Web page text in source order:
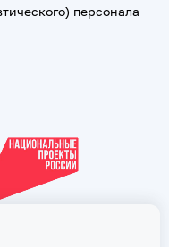
персонала